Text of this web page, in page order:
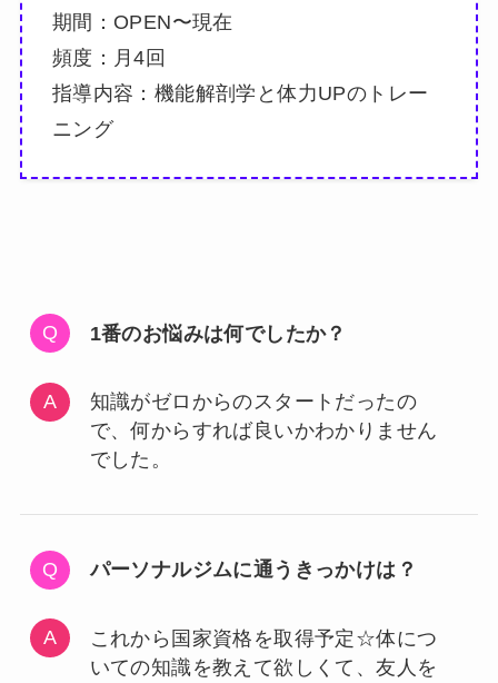
期間：OPEN〜現在
頻度：月4回
指導内容：機能解剖学と体力UPのトレー
ニング
1番のお悩みは何でしたか？
知識がゼロからのスタートだったの
で、何からすれば良いかわかりません
でした。
パーソナルジムに通うきっかけは？
これから国家資格を取得予定☆体につ
いての知識を教えて欲しくて、友人を